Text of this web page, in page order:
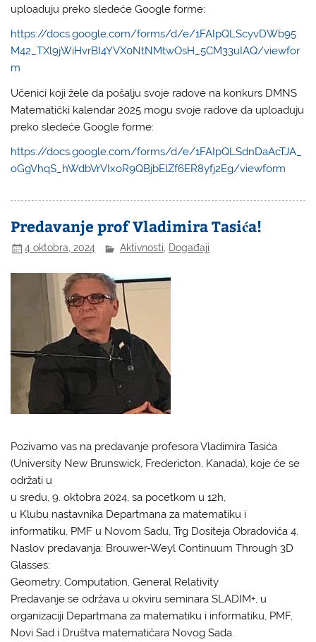
uploaduju preko sledeće Google forme:
https://docs.google.com/forms/d/e/1FAIpQLScyvDWb95
M42_TXl9jWiHvrBI4YVX0NtNMtwOsH_5CM33uIAQ/viewfor
m
Učenici koji žele da pošalju svoje radove na konkurs DMNS
Matematički kalendar 2025 mogu svoje radove da uploaduju
preko sledeće Google forme:
https://docs.google.com/forms/d/e/1FAIpQLSdnDaAcTJA_
oGgVhqS_hWdbVrVIxoR9QBjbElZf6ER8yfj2Eg/viewform
Predavanje prof Vladimira Tasića!
4 oktobra, 2024 Aktivnosti, Događaji
Pozivamo vas na predavanje profesora Vladimira Tasića
(University New Brunswick, Fredericton, Kanada), koje će se
održati u
u sredu, 9. oktobra 2024, sa pocetkom u 12h,
u Klubu nastavnika Departmana za matematiku i
informatiku, PMF u Novom Sadu, Trg Dositeja Obradovića 4.
Naslov predavanja: Brouwer-Weyl Continuum Through 3D
Glasses:
Geometry, Computation, General Relativity
Predavanje se održava u okviru seminara SLADIM+, u
organizaciji Departmana za matematiku i informatiku, PMF,
Novi Sad i Društva matematičara Novog Sada.